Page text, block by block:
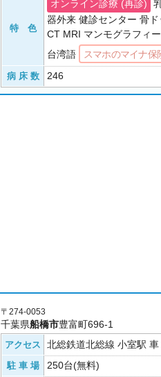
特 色
オンライン診療 (再診)
器外来 健診センター 骨
CT MRI マンモグラフィ
台湾語
スマホのマイナ保
病 床 数 246
〒274-0053
千葉県船橋市豊富町696-1
アクセス 北総鉄道北総線 小室駅
駐 車 場 250台(無料)